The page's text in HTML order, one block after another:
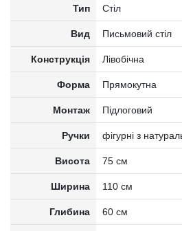
Тип Стіл
Вид Письмовий стіл
Конструкція Лівобічна
Форма Прямокутна
Монтаж Підлоговий
Ручки фігурні з
Висота 75 см
Ширина 110 см
Глибина 60 см